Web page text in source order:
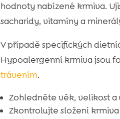
hodnoty nabízené krmiva.
sacharidy, vitamíny a
V případě specifických
Hypoalergenní krmiva jsou
trávením.
Zohledněte věk, velikost a
Zkontrolujte složení